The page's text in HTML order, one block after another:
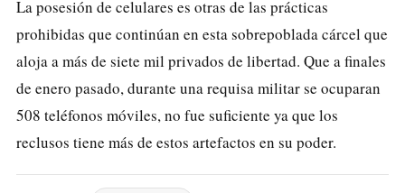
La posesión de celulares es otras de las prácticas
prohibidas que continúan en esta sobrepoblada cárcel que
aloja a más de siete mil privados de libertad. Que a finales
de enero pasado, durante una requisa militar se ocuparan
508 teléfonos móviles, no fue suficiente ya que los
reclusos tiene más de estos artefactos en su poder.